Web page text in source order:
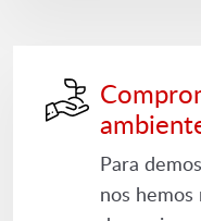
Para
nos